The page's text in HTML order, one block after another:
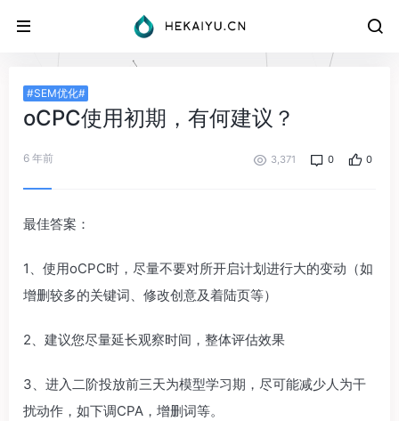
#SEM优化#
oCPC使用初期，有何建议？
6 年前 3,371 0 0
最佳答案：
1、使用oCPC时，尽量不要对所开启计划进行大的变动（如
增删较多的关键词、修改创意及着陆页等）
2、建议您尽量延长观察时间，整体评估效果
3、进入二阶投放前三天为模型学习期，尽可能减少人为干
扰动作，如下调CPA，增删词等。